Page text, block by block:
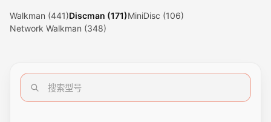
Walkman (441)Discman (171)MiniDisc (106)
Network Walkman (348)